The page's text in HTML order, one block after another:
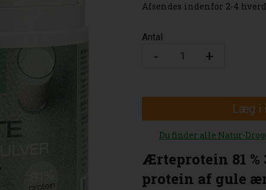
Afsendes indenfor 2-4
Antal
Læg i
Du finder alle Natur-
Ærteprotein 81 %
protein af gule